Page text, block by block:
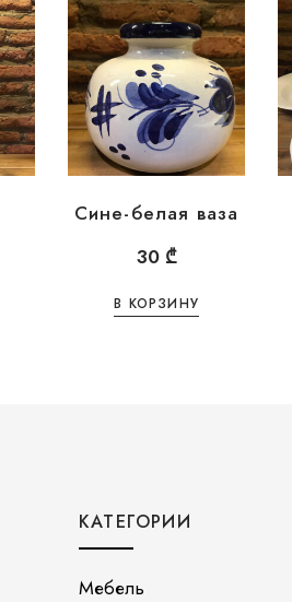
Сине-белая ваза
30 ₾
В КОРЗИНУ
КАТЕГОРИИ
Мебель